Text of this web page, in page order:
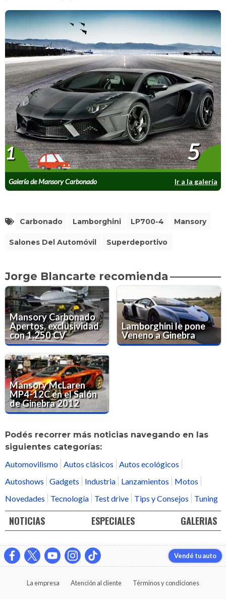
Galería de Mansory Carbonado Ir a la galería
1 5
Carbonado Lamborghini LP700-4 Mansory
Salones Del Automóvil Superdeportivo
Jorge Blancarte recomienda
Mansory Carbonado
Apertos, exclusividad
con 1.250 CV
Lamborghini le pone
Veneno a Ginebra
Mansory McLaren
MP4-12C en el Salón
de Ginebra 2012
Podés recorrer más noticias navegando en las
siguientes categorías:
Automovilismo
Autos clásicos
Autos ecológicos
Autoshows
Gadgets Industria Lanzamientos
Motos
Novedades
Tecnología Test drive Tips y Consejos Tuning
NOTICIAS ESPECIALES GALERIAS
Vendé tu auto
La empresa Atención al cliente Términos y condiciones